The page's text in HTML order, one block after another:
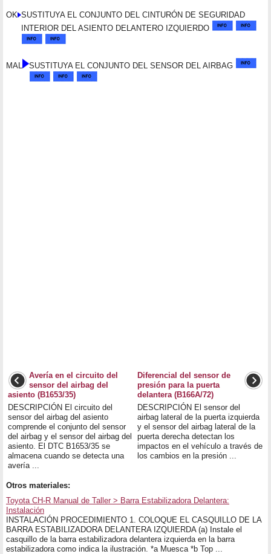
OK SUSTITUYA EL CONJUNTO DEL CINTURÓN DE SEGURIDAD
INTERIOR DEL ASIENTO DELANTERO IZQUIERDO
MAL SUSTITUYA EL CONJUNTO DEL SENSOR DEL AIRBAG
Avería en el circuito del
sensor del airbag del
asiento (B1653/35)
DESCRIPCIÓN El circuito del
sensor del airbag del asiento
comprende el conjunto del sensor
del airbag y el sensor del airbag del
asiento. El DTC B1653/35 se
almacena cuando se detecta una
avería ...
Diferencial del sensor de
presión para la puerta
delantera (B166A/72)
DESCRIPCIÓN El sensor del
airbag lateral de la puerta izquierda
y el sensor del airbag lateral de la
puerta derecha detectan los
impactos en el vehículo a través de
los cambios en la presión ...
Otros materiales:
Toyota CH-R Manual de Taller > Barra Estabilizadora Delantera:
Instalación
INSTALACIÓN PROCEDIMIENTO 1. COLOQUE EL CASQUILLO DE LA
BARRA ESTABILIZADORA DELANTERA IZQUIERDA (a) Instale el
casquillo de la barra estabilizadora delantera izquierda en la barra
estabilizadora como indica la ilustración. *a Muesca *b Top ...